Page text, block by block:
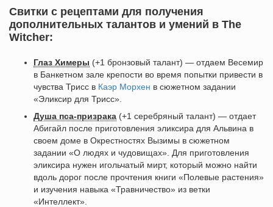
Свитки с рецептами для получения
дополнительных талантов и умений в The
Witcher:
Глаз Химеры (+1 бронзовый талант) — отдаем Весемир
в Банкетном зале крепости во время попытки привести в
чувства Трисс в Каэр Морхен в сюжетном задании
«Эликсир для Трисс».
Душа пса-призрака (+1 серебряный талант) — отдает
Абигайл после приготовления эликсира для Альвина в
своем доме в Окрестностях Вызимы в сюжетном
задании «О людях и чудовищах». Для приготовления
эликсира нужен игольчатый мирт, который можно найти
вдоль дорог после прочтения книги «Полевые растения»
и изучения навыка «Травничество» из ветки
«Интеллект».